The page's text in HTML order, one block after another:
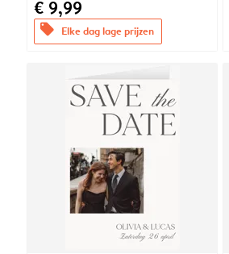
€ 9,99
offers Elke dag lage prijzen